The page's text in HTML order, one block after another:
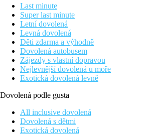
Dobrý poměr ceny a kvality
Kousek od písečné pláže
Poloha
Menší rodinný hotel v bohaté zeleni cca 2
(zastávka autobusu cca 100 m). V okolí
obchodů. Letiště Varna cca 20 km.
Vybavení
Vstupní hala s recepcí, společenská
terasou, lobby bar. V zahradě bazén a
Pokoje
Dvoulůžový pokoj:
Last minute
Super last minute
Letní dovolená
Levná dovolená
Děti zdarma a výhodně
Dovolená autobusem
Zájezdy s vlastní dopravou
Nejlevnější dovolená u moře
Exotická dovolená levně
Dovolená podle gusta
All inclusive dovolená
Dovolená s dětmi
Exotická dovolená